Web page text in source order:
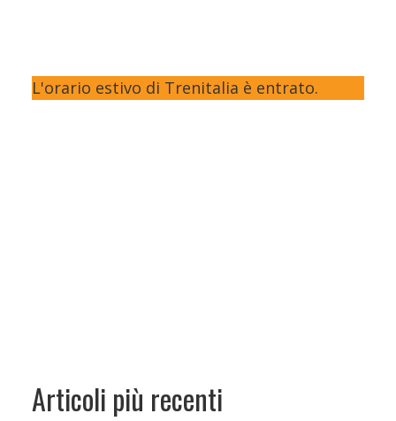
L'orario estivo di Trenitalia è entrato.
Articoli più recenti